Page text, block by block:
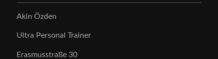
Akin Özden
Ultra Personal Trainer
Erasmusstraße 30